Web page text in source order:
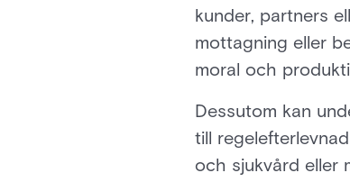
kunder, partners
mottagning eller
moral och
Dessutom kan
till
och sjukvård eller